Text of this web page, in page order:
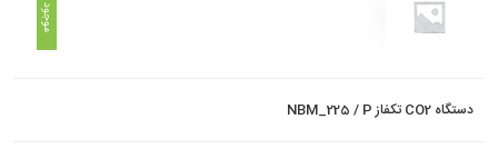
موجود
دستگاه CO2 تکفاز NBM_225 / P